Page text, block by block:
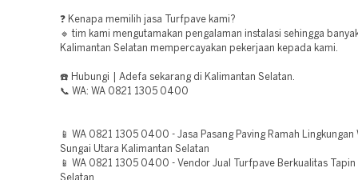
❓ Kenapa memilih jasa Turfpave kami?
🔹 tim kami mengutamakan pengalaman instalasi sehingga
Kalimantan Selatan mempercayakan pekerjaan kepada kami.
☎️ Hubungi | Adefa sekarang di Kalimantan Selatan.
📞 WA: WA 0821 1305 0400
📱 WA 0821 1305 0400 - Jasa Pasang Paving Ramah Lingkungan
Sungai Utara Kalimantan Selatan
📱 WA 0821 1305 0400 - Vendor Jual Turfpave Berkualitas Tapin
Selatan